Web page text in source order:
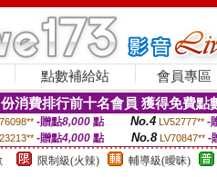
點數補給站 會員專區
消費排行前十名會員 獲得免費點
-贈點8,000點 No.4 LV52777** -
-贈點4,000 點 No.8 LV70847** -
限制級(火辣) 輔導級(曖昧)